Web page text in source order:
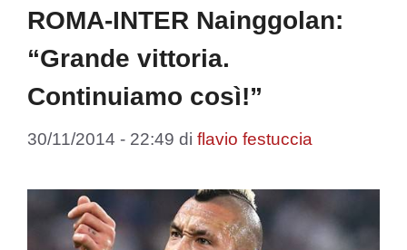
ROMA-INTER Nainggolan:
“Grande vittoria.
Continuiamo così!”
30/11/2014 - 22:49 di flavio festuccia